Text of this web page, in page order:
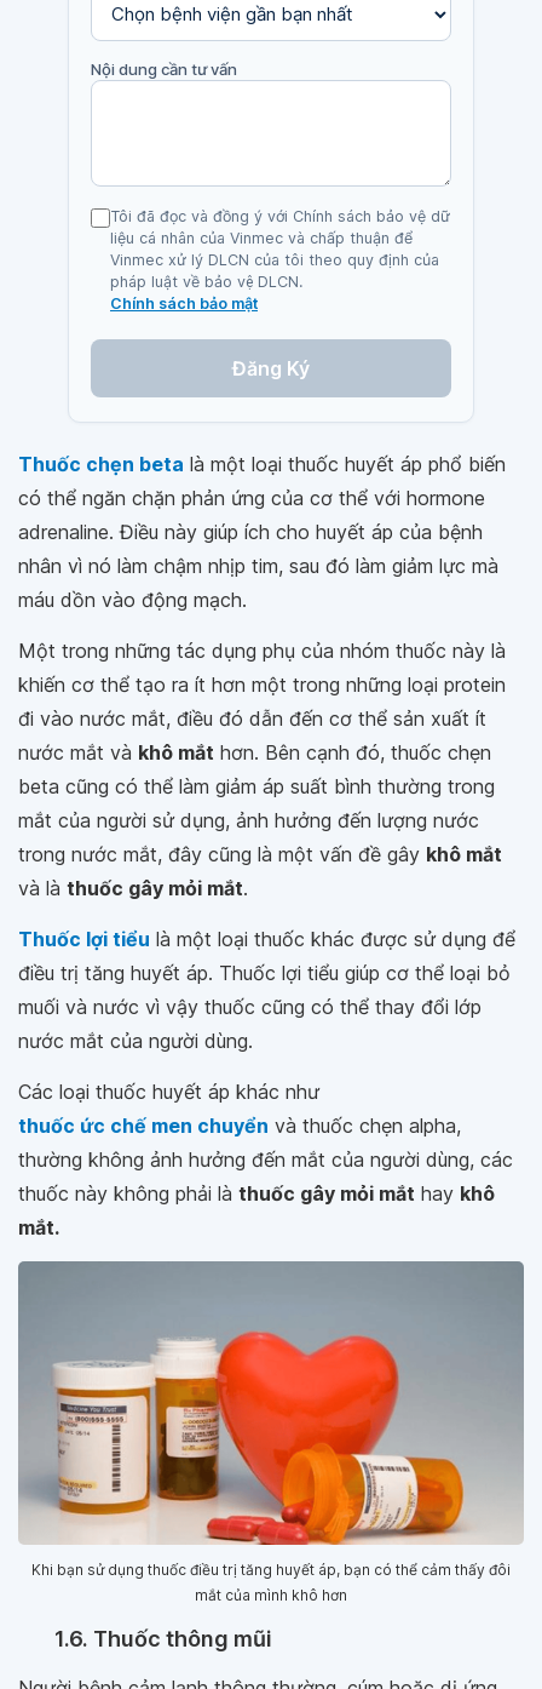
Nội dung cần tư vấn
Tôi đã đọc và đồng ý với Chính sách bảo vệ dữ
liệu cá nhân của Vinmec và chấp thuận để
Vinmec xử lý DLCN của tôi theo quy định của
pháp luật về bảo vệ DLCN.
Chính sách bảo mật
Đăng Ký
Thuốc chẹn beta là một loại thuốc huyết áp phổ biến
có thể ngăn chặn phản ứng của cơ thể với hormone
adrenaline. Điều này giúp ích cho huyết áp của bệnh
nhân vì nó làm chậm nhịp tim, sau đó làm giảm lực mà
máu dồn vào động mạch.
Một trong những tác dụng phụ của nhóm thuốc này là
khiến cơ thể tạo ra ít hơn một trong những loại protein
đi vào nước mắt, điều đó dẫn đến cơ thể sản xuất ít
nước mắt và khô mắt hơn. Bên cạnh đó, thuốc chẹn
beta cũng có thể làm giảm áp suất bình thường trong
mắt của người sử dụng, ảnh hưởng đến lượng nước
trong nước mắt, đây cũng là một vấn đề gây khô mắt
và là thuốc gây mỏi mắt.
Thuốc lợi tiểu là một loại thuốc khác được sử dụng để
điều trị tăng huyết áp. Thuốc lợi tiểu giúp cơ thể loại bỏ
muối và nước vì vậy thuốc cũng có thể thay đổi lớp
nước mắt của người dùng.
Các loại thuốc huyết áp khác như
thuốc ức chế men chuyển và thuốc chẹn alpha,
thường không ảnh hưởng đến mắt của người dùng, các
thuốc này không phải là thuốc gây mỏi mắt hay khô
mắt.
Khi bạn sử dụng thuốc điều trị tăng huyết áp, bạn có thể cảm thấy đôi
mắt của mình khô hơn
1.6. Thuốc thông mũi